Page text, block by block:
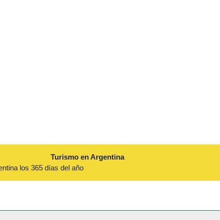
Turismo en Argentina
los 365 días del año